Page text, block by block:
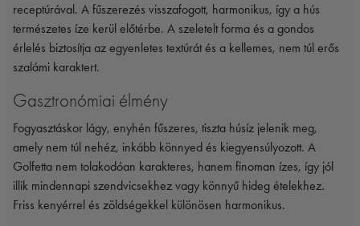
receptúrával. A fűszerezés visszafogott, harmonikus, így a hús
természetes íze kerül előtérbe. A szeletelt forma és a gondos
érlelés biztosítja az egyenletes textúrát és a kellemes, nem túl erős
szalámi karaktert.
Gasztronómiai élmény
Fogyasztáskor lágy, enyhén fűszeres, tiszta húsíz jelenik meg,
amely nem túl nehéz, inkább könnyed és kiegyensúlyozott. A
Golfetta nem tolakodóan karakteres, hanem finoman ízes, így jól
illik mindennapi szendvicsekhez vagy könnyű hideg ételekhez.
Friss kenyérrel és zöldségekkel különösen harmonikus.